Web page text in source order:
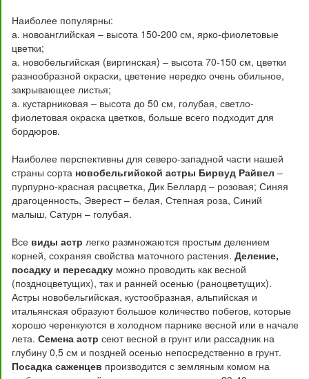
Наиболее популярны:
а. новоанглийская – высота 150-200 см, ярко-фиолетовые
цветки;
а. новобельгийская (виргинская) – высота 70-150 см, цветки
разнообразной окраски, цветение нередко очень обильное,
закрывающее листья;
а. кустарниковая – высота до 50 см, голубая, светло-
фиолетовая окраска цветков, больше всего подходит для
бордюров.
Наиболее перспективны для северо-западной части нашей
страны сорта новобельгийской астры Бирвуд Райвел –
пурпурно-красная расцветка, Дик Беллард – розовая; Синяя
драгоценность, Эверест – белая, Степная роза, Синий
малыш, Сатурн – голубая.
Все виды астр легко размножаются простым делением
корней, сохраняя свойства маточного растения. Деление,
посадку и пересадку можно проводить как весной
(поздноцветущих), так и ранней осенью (раноцветущих).
Астры новобельгийская, кустообразная, альпийская и
итальянская образуют большое количество побегов, которые
хорошо черенкуются в холодном парнике весной или в начале
лета. Семена астр сеют весной в грунт или рассадник на
глубину 0,5 см и поздней осенью непосредственно в грунт.
Посадка саженцев производится с земляным комом на